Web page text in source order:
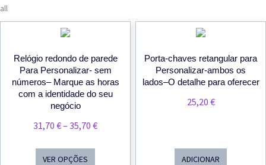
all
Relógio redondo de parede
Para Personalizar- sem
números– Marque as horas
com a identidade do seu
negócio
31,70 €– 35,70 €Price
VER OPÇÕES
Porta-chaves retangular para
Personalizar-ambos os
lados–O detalhe para oferecer
25,20 €
ADICIONAR